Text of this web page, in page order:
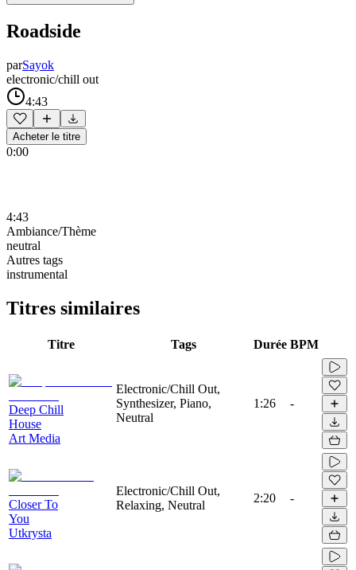
Roadside
parSayok
electronic/chill out
4:43
Acheter le titre
0:00
4:43
Ambiance/Thème
neutral
Autres tags
instrumental
Titres similaires
Titre Tags Durée BPM
Deep Chill
House
Art Media
Electronic/Chill Out,
Synthesizer, Piano,
Neutral
1:26 -
Closer To
You
Utkrysta
Electronic/Chill Out,
Relaxing, Neutral
2:20 -